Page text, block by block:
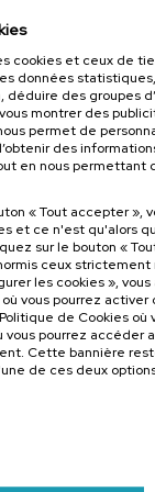
.
...
À PARTIR DE 25 €
Dernières
places
Gratuit
Date
passée
Liste
d'attente
Période
d'inscription
terminée
cookies et ceux de
données
déduire des groupes
montrer des
permet de
des
en nous permettant
« Tout accepter »,
et ce n'est qu'alors
sur le bouton «
ceux strictement
les cookies »,
vous pourrez activer
de Cookies où
pourrez accéder
Cette bannière
de ces deux